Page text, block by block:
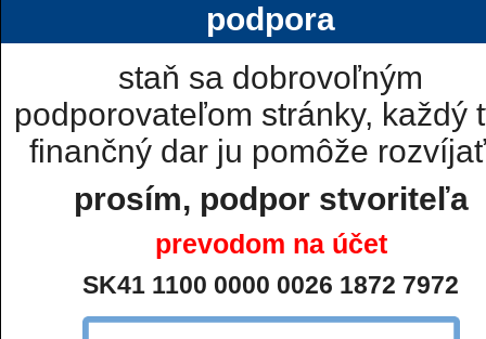
podpora
staň sa dobrovoľným
podporovateľom stránky, každý
finančný dar ju pomôže
prosím, podpor stvoriteľa
prevodom na účet
SK41 1100 0000 0026 1872 7972